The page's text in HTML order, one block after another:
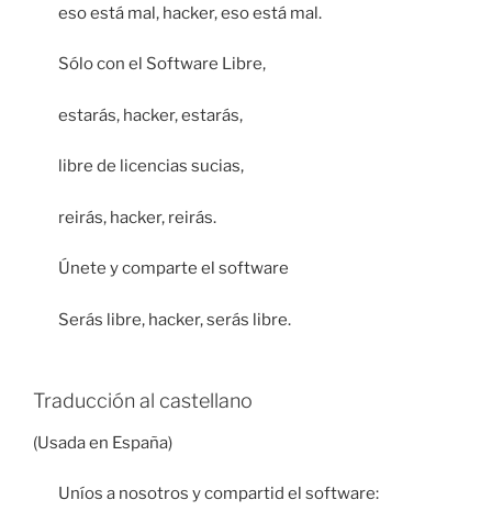
eso está mal, hacker, eso está mal.
Sólo con el Software Libre,
estarás, hacker, estarás,
libre de licencias sucias,
reirás, hacker, reirás.
Únete y comparte el software
Serás libre, hacker, serás libre.
Traducción al castellano
(Usada en España)
Uníos a nosotros y compartid el software: